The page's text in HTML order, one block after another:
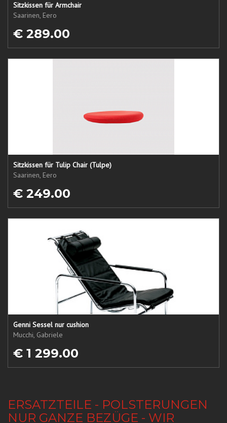
Sitzkissen für Armchair
Saarinen, Eero
€ 289.00
Sitzkissen für Tulip Chair (Tulpe)
Saarinen, Eero
€ 249.00
Genni Sessel nur cushion
Mucchi, Gabriele
€ 1 299.00
ERSATZTEILE - POLSTERUNGEN
NUR GANZE BEZÜGE - WIR